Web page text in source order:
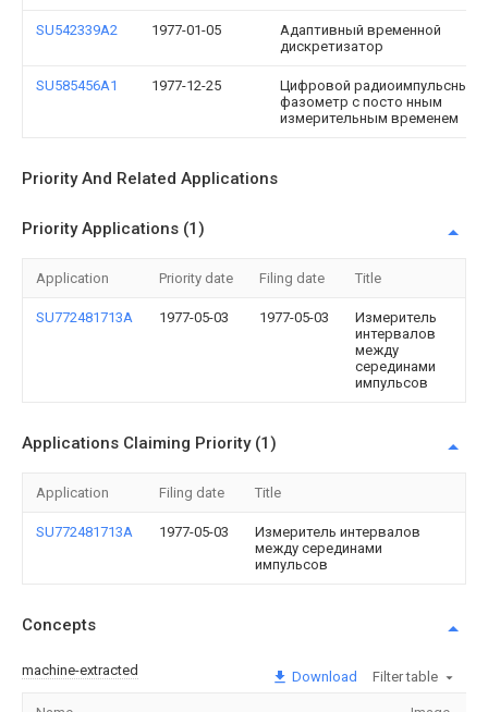
SU542339A2 1977-01-05
Адаптивный временной
дискретизатор
SU585456A1 1977-12-25
Цифровой радиоимпульсный
фазометр с посто нным
измерительным временем
Priority And Related Applications
Priority Applications (1)
Application Priority date Filing date Title
SU772481713A 1977-05-03 1977-05-03
Измеритель
интервалов
между
серединами
импульсов
Applications Claiming Priority (1)
Application Filing date Title
SU772481713A 1977-05-03
Измеритель интервалов
между серединами
импульсов
Concepts
machine-extracted Download Filter table